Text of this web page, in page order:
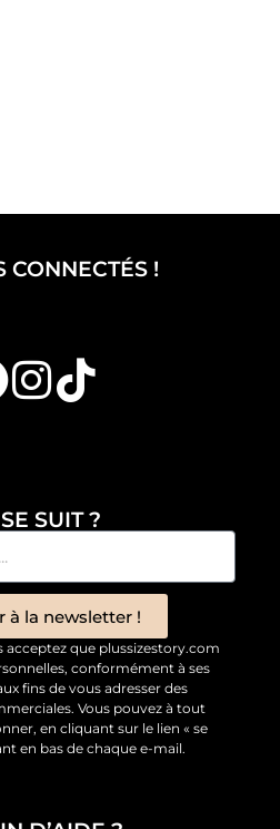
CONNECTÉS !
SUIT ?
à la newsletter !
acceptez que plussizestory.com
conformément à ses
fins de vous adresser des
Vous pouvez à tout
en cliquant sur le lien « se
en bas de chaque e-mail.